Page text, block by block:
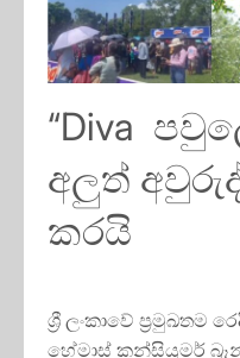
“Diva
අලුත්
කරයි
ශ්‍රී ලංකාවේ ප්‍රමුඛතම
හේමාස් කන්සියුමර්